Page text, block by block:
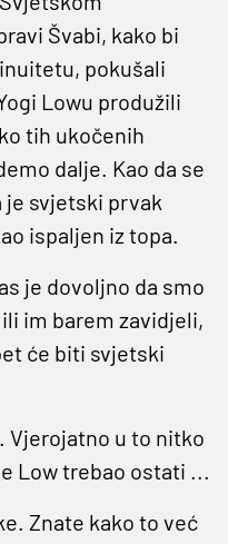
Švabi, kako bi
pokušali
Lowu produžili
tih ukočenih
dalje. Kao da se
je svjetski prvak
ispaljen iz topa.
je dovoljno da smo
im barem zavidjeli,
će biti svjetski
Vjerojatno u to nitko
Low trebao ostati ...
Znate kako to već